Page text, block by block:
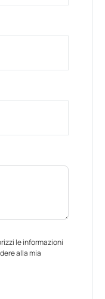
le informazioni
alla mia